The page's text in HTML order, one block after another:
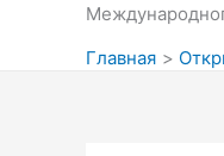
Главная